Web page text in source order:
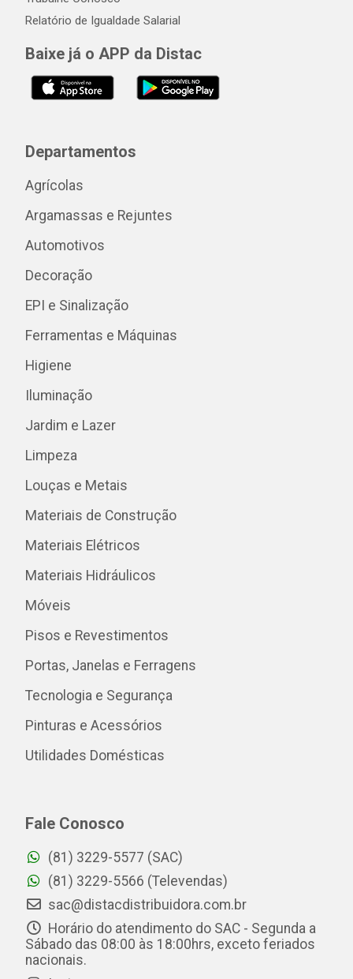
Relatório de Igualdade Salarial
Baixe já o APP da Distac
Departamentos
Agrícolas
Argamassas e Rejuntes
Automotivos
Decoração
EPI e Sinalização
Ferramentas e Máquinas
Higiene
Iluminação
Jardim e Lazer
Limpeza
Louças e Metais
Materiais de Construção
Materiais Elétricos
Materiais Hidráulicos
Móveis
Pisos e Revestimentos
Portas, Janelas e Ferragens
Tecnologia e Segurança
Pinturas e Acessórios
Utilidades Domésticas
Fale Conosco
(81) 3229-5577 (SAC)
(81) 3229-5566 (Televendas)
sac@distacdistribuidora.com.br
Horário do atendimento do SAC - Segunda a
Sábado das 08:00 às 18:00hrs, exceto feriados
nacionais.